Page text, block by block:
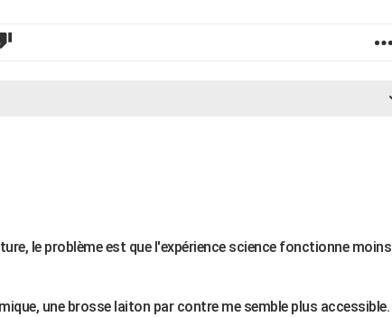
le problème est que l'expérience science fonctionne moins
une brosse laiton par contre me semble plus accessible.